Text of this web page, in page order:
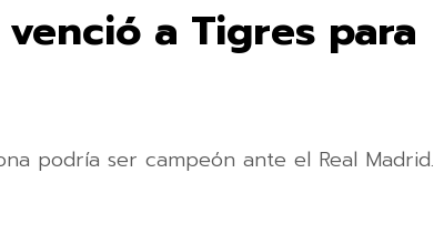
a Tigres para
podría ser campeón ante el Real Madrid.